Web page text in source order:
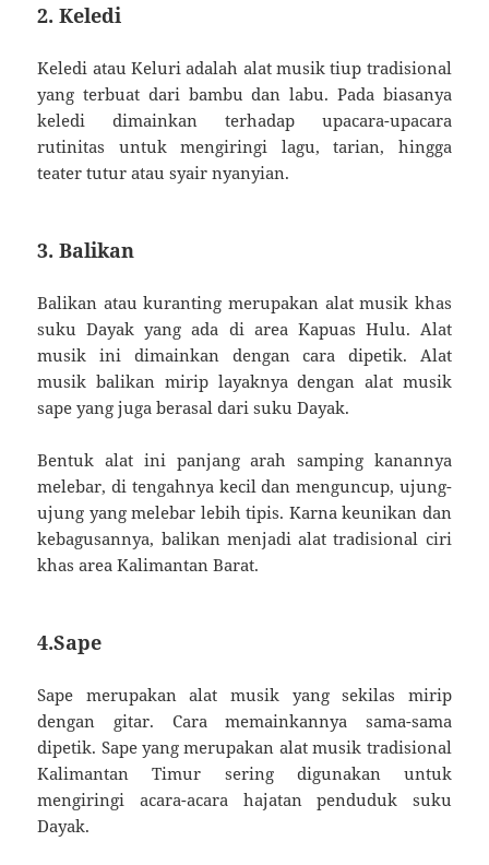
2. Keledi
Keledi atau Keluri adalah alat musik tiup tradisional
yang terbuat dari bambu dan labu. Pada biasanya
keledi dimainkan terhadap upacara-upacara
rutinitas untuk mengiringi lagu, tarian, hingga
teater tutur atau syair nyanyian.
3. Balikan
Balikan atau kuranting merupakan alat musik khas
suku Dayak yang ada di area Kapuas Hulu. Alat
musik ini dimainkan dengan cara dipetik. Alat
musik balikan mirip layaknya dengan alat musik
sape yang juga berasal dari suku Dayak.
Bentuk alat ini panjang arah samping kanannya
melebar, di tengahnya kecil dan menguncup, ujung-
ujung yang melebar lebih tipis. Karna keunikan dan
kebagusannya, balikan menjadi alat tradisional ciri
khas area Kalimantan Barat.
4.Sape
Sape merupakan alat musik yang sekilas mirip
dengan gitar. Cara memainkannya sama-sama
dipetik. Sape yang merupakan alat musik tradisional
Kalimantan Timur sering digunakan untuk
mengiringi acara-acara hajatan penduduk suku
Dayak.